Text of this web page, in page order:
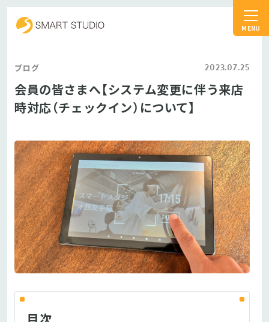
ブログ 2023.07.25
会員の皆さまへ【システム変更に伴う来店
時対応（チェックイン）について】
目次